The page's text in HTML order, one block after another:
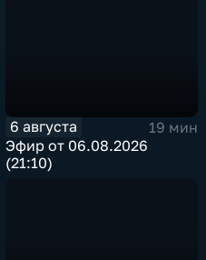
6 августа
19 мин
Эфир от 06.08.2026
(21:10)